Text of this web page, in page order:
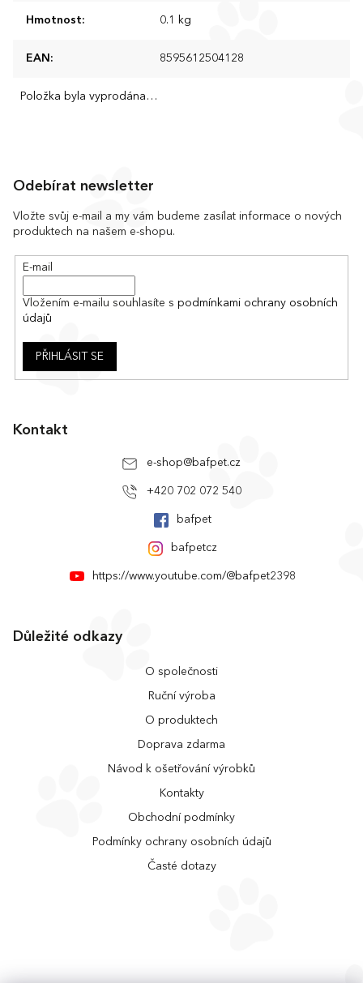
Hmotnost: 0.1 kg
EAN : 8595612504128
Položka byla vyprodána…
Odebírat newsletter
Vložte svůj e-mail a my vám budeme zasílat informace o nových
produktech na našem e-shopu.
E-mail
Vložením e-mailu souhlasíte s podmínkami ochrany osobních
údajů
PŘIHLÁSIT SE
Kontakt
e-shop@bafpet.cz
+420 702 072 540
bafpet
bafpetcz
https://www.youtube.com/@bafpet2398
Důležité odkazy
O společnosti
Ruční výroba
O produktech
Doprava zdarma
Návod k ošetřování výrobků
Kontakty
Obchodní podmínky
Podmínky ochrany osobních údajů
Časté dotazy